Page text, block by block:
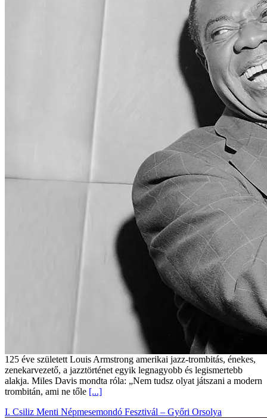
125 éve született Louis Armstrong amerikai jazz-trombitás, énekes,
zenekarvezető, a jazztörténet egyik legnagyobb és legismertebb
alakja. Miles Davis mondta róla: „Nem tudsz olyat játszani a modern
trombitán, ami ne tőle [...]
I. Csiliz Menti Népmesemondó Fesztivál – Győri Orsolya